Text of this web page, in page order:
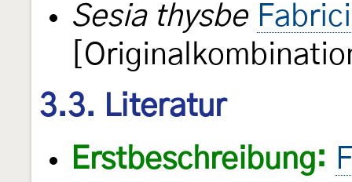
Sesia thysbe
3.3. Literatur
Erstbeschreibung: